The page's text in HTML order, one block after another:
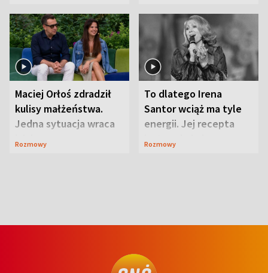
Maciej Orłoś zdradził
kulisy małżeństwa.
Jedna sytuacja wraca
jak bumerang
Rozmowy
To dlatego Irena
Santor wciąż ma tyle
energii. Jej recepta
jest zaskakująco
Rozmowy